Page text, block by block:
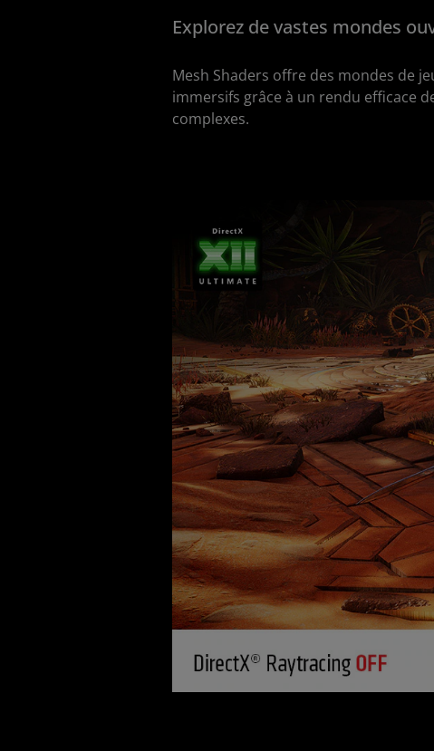
Explorez de vastes mondes
Mesh Shaders offre des mondes de
immersifs grâce à un rendu efficace
complexes.